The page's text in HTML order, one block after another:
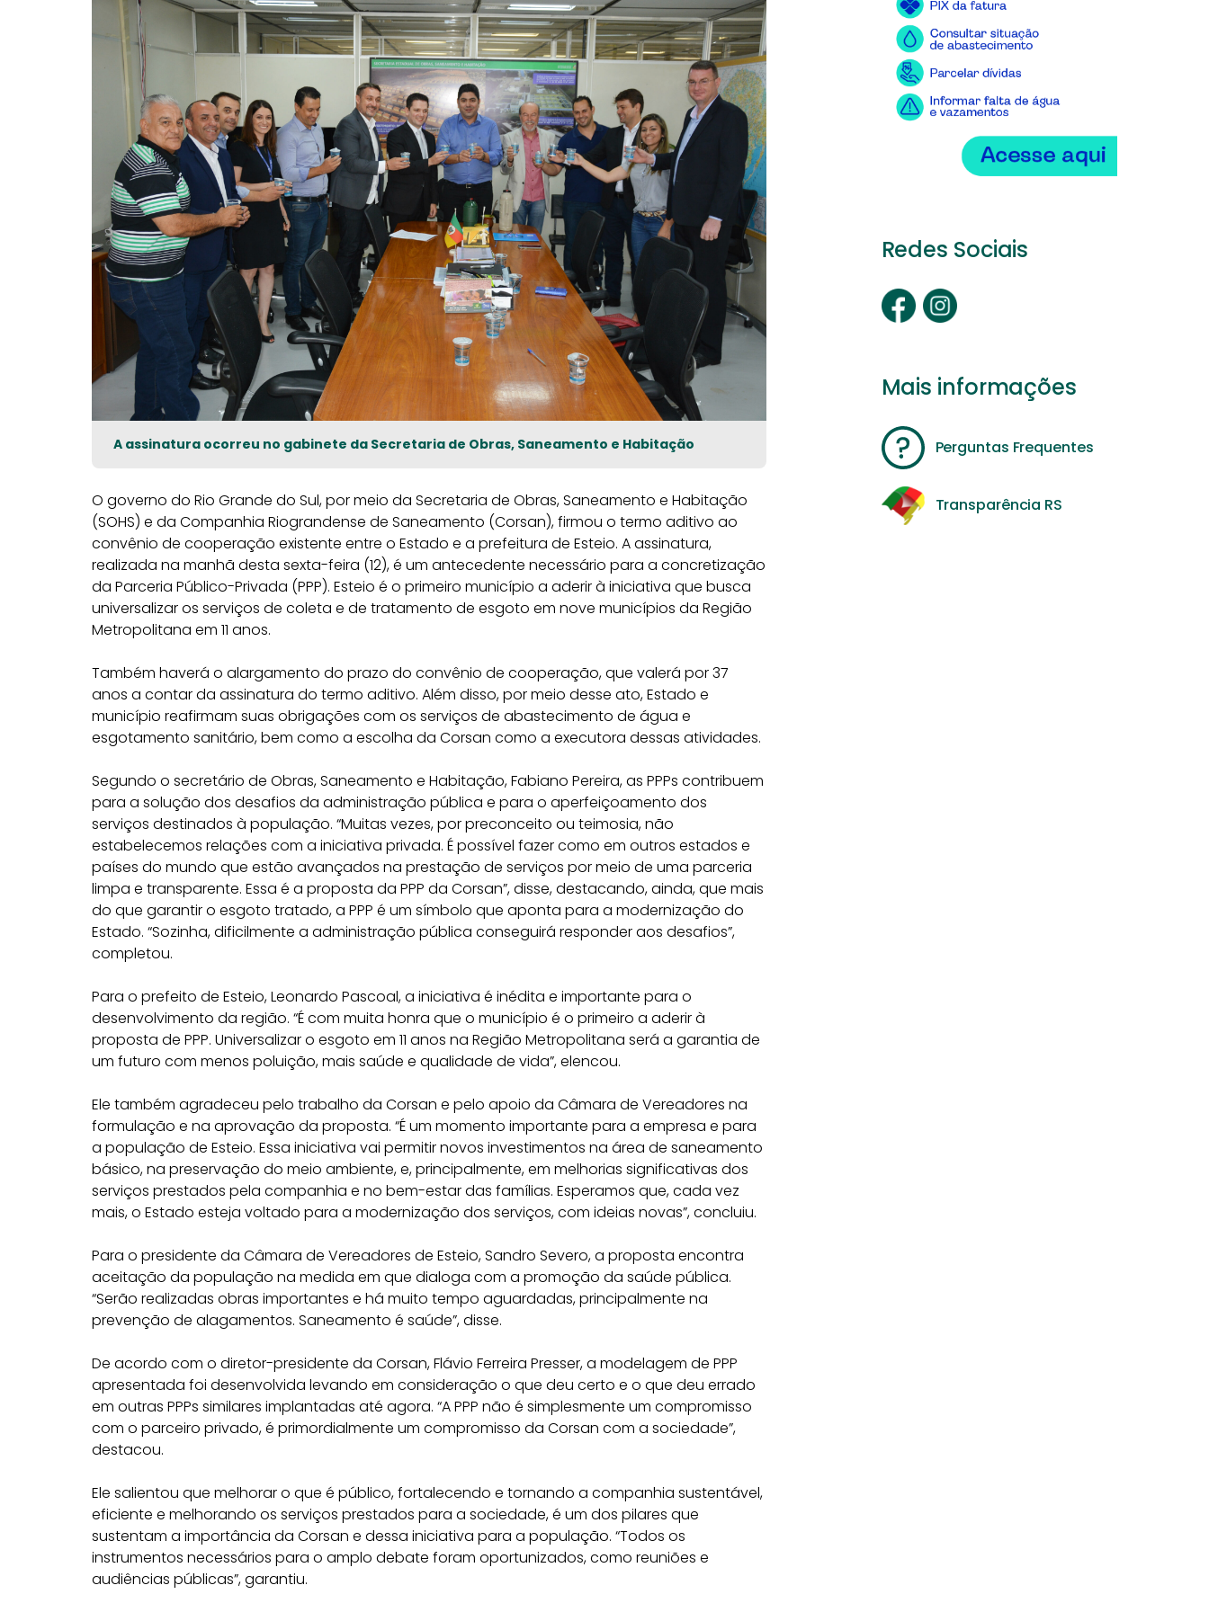
A assinatura ocorreu no gabinete da Secretaria de Obras, Saneamento e Habitação
O governo do Rio Grande do Sul, por meio da Secretaria de Obras, Saneamento e Habitação
(SOHS) e da Companhia Riograndense de Saneamento (Corsan), firmou o termo aditivo ao
convênio de cooperação existente entre o Estado e a prefeitura de Esteio. A assinatura,
realizada na manhã desta sexta-feira (12), é um antecedente necessário para a concretização
da Parceria Público-Privada (PPP). Esteio é o primeiro município a aderir à iniciativa que busca
universalizar os serviços de coleta e de tratamento de esgoto em nove municípios da Região
Metropolitana em 11 anos.
Também haverá o alargamento do prazo do convênio de cooperação, que valerá por 37
anos a contar da assinatura do termo aditivo. Além disso, por meio desse ato, Estado e
município reafirmam suas obrigações com os serviços de abastecimento de água e
esgotamento sanitário, bem como a escolha da Corsan como a executora dessas atividades.
Segundo o secretário de Obras, Saneamento e Habitação, Fabiano Pereira, as PPPs contribuem
para a solução dos desafios da administração pública e para o aperfeiçoamento dos
serviços destinados à população. “Muitas vezes, por preconceito ou teimosia, não
estabelecemos relações com a iniciativa privada. É possível fazer como em outros estados e
países do mundo que estão avançados na prestação de serviços por meio de uma parceria
limpa e transparente. Essa é a proposta da PPP da Corsan”, disse, destacando, ainda, que mais
do que garantir o esgoto tratado, a PPP é um símbolo que aponta para a modernização do
Estado. “Sozinha, dificilmente a administração pública conseguirá responder aos desafios”,
completou.
Para o prefeito de Esteio, Leonardo Pascoal, a iniciativa é inédita e importante para o
desenvolvimento da região. “É com muita honra que o município é o primeiro a aderir à
proposta de PPP. Universalizar o esgoto em 11 anos na Região Metropolitana será a garantia de
um futuro com menos poluição, mais saúde e qualidade de vida”, elencou.
Ele também agradeceu pelo trabalho da Corsan e pelo apoio da Câmara de Vereadores na
formulação e na aprovação da proposta. “É um momento importante para a empresa e para
a população de Esteio. Essa iniciativa vai permitir novos investimentos na área de saneamento
básico, na preservação do meio ambiente, e, principalmente, em melhorias significativas dos
serviços prestados pela companhia e no bem-estar das famílias. Esperamos que, cada vez
mais, o Estado esteja voltado para a modernização dos serviços, com ideias novas”, concluiu.
Para o presidente da Câmara de Vereadores de Esteio, Sandro Severo, a proposta encontra
aceitação da população na medida em que dialoga com a promoção da saúde pública.
“Serão realizadas obras importantes e há muito tempo aguardadas, principalmente na
prevenção de alagamentos. Saneamento é saúde”, disse.
De acordo com o diretor-presidente da Corsan, Flávio Ferreira Presser, a modelagem de PPP
apresentada foi desenvolvida levando em consideração o que deu certo e o que deu errado
em outras PPPs similares implantadas até agora. “A PPP não é simplesmente um compromisso
com o parceiro privado, é primordialmente um compromisso da Corsan com a sociedade”,
destacou.
Ele salientou que melhorar o que é público, fortalecendo e tornando a companhia sustentável,
eficiente e melhorando os serviços prestados para a sociedade, é um dos pilares que
sustentam a importância da Corsan e dessa iniciativa para a população. “Todos os
instrumentos necessários para o amplo debate foram oportunizados, como reuniões e
audiências públicas”, garantiu.
Redes Sociais
Mais informações
Perguntas Frequentes
Transparência RS